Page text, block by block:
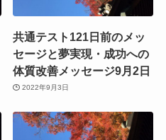
共通テスト121日前のメッ
セージと夢実現・成功への
体質改善メッセージ9月2日
2022年9月3日